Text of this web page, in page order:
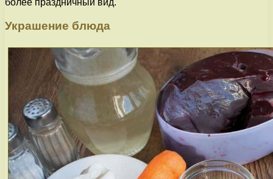
более праздничный вид.
Украшение блюда